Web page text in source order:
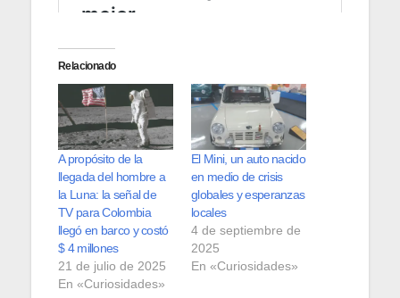
Relacionado
A propósito de la
llegada del hombre a
la Luna: la señal de
TV para Colombia
llegó en barco y costó
$ 4 millones
21 de julio de 2025
En «Curiosidades»
El Mini, un auto nacido
en medio de crisis
globales y esperanzas
locales
4 de septiembre de
2025
En «Curiosidades»